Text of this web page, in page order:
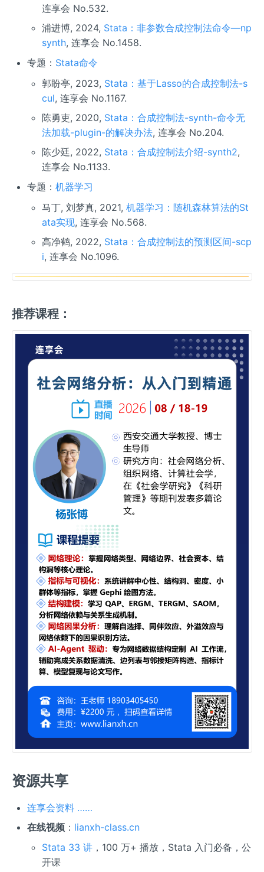
连享会 No.532.
浦进博, 2024, Stata：非参数合成控制法命令—np
synth, 连享会 No.1458.
专题： Stata命令
郭盼亭, 2023, Stata：基于Lasso的合成控制法-s
cul, 连享会 No.1167.
陈勇吏, 2020, Stata：合成控制法-synth-命令无
法加载-plugin-的解决办法, 连享会 No.204.
陈少廷, 2022, Stata：合成控制法介绍-synth2,
连享会 No.1133.
专题： 机器学习
马丁, 刘梦真, 2021,机器学习：随机森林算法的St
ata实现, 连享会 No.568.
高净鹤, 2022, Stata：合成控制法的预测区间-scp
i, 连享会 No.1096.
推荐课程：
资源共享
连享会资料 ……
在线视频： lianxh-class.cn
Stata 33 讲 ，100 万+ 播放，Stata 入门必备，公
开课